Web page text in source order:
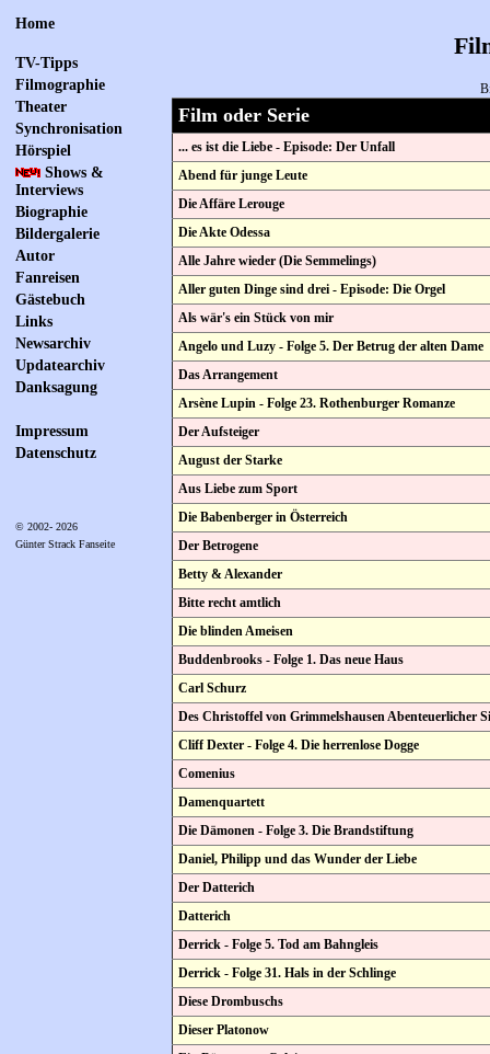
Home
TV-Tipps
Filmographie
Theater
Synchronisation
Hörspiel
Shows &
Interviews
Biographie
Bildergalerie
Autor
Fanreisen
Gästebuch
Links
Newsarchiv
Updatearchiv
Danksagung
Impressum
Datenschutz
© 2002- 2026
Günter Strack Fanseite
Film oder Serie
... es ist die Liebe - Episode: Der Unfall
Abend für junge Leute
Die Affäre Lerouge
Die Akte Odessa
Alle Jahre wieder (Die Semmelings)
Aller guten Dinge sind drei - Episode: Die Orgel
Als wär's ein Stück von mir
Angelo und Luzy - Folge 5. Der Betrug der alten Dame
Das Arrangement
Arsène Lupin - Folge 23. Rothenburger Romanze
Der Aufsteiger
August der Starke
Aus Liebe zum Sport
Die Babenberger in Österreich
Der Betrogene
Betty & Alexander
Bitte recht amtlich
Die blinden Ameisen
Buddenbrooks - Folge 1. Das neue Haus
Carl Schurz
Des Christoffel von Grimmelshausen Abenteuerlicher
Cliff Dexter - Folge 4. Die herrenlose Dogge
Comenius
Damenquartett
Die Dämonen - Folge 3. Die Brandstiftung
Daniel, Philipp und das Wunder der Liebe
Der Datterich
Datterich
Derrick - Folge 5. Tod am Bahngleis
Derrick - Folge 31. Hals in der Schlinge
Diese Drombuschs
Dieser Platonow